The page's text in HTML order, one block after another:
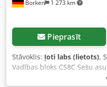
kabeļi (Tehniskie dati un
papildināta bez
Borken 1 273 km
Pieprasīt
Stāvoklis: ļoti labs (lietots),
Vadības bloks CS8C Sešu
tiek piedāvāts Stäubli